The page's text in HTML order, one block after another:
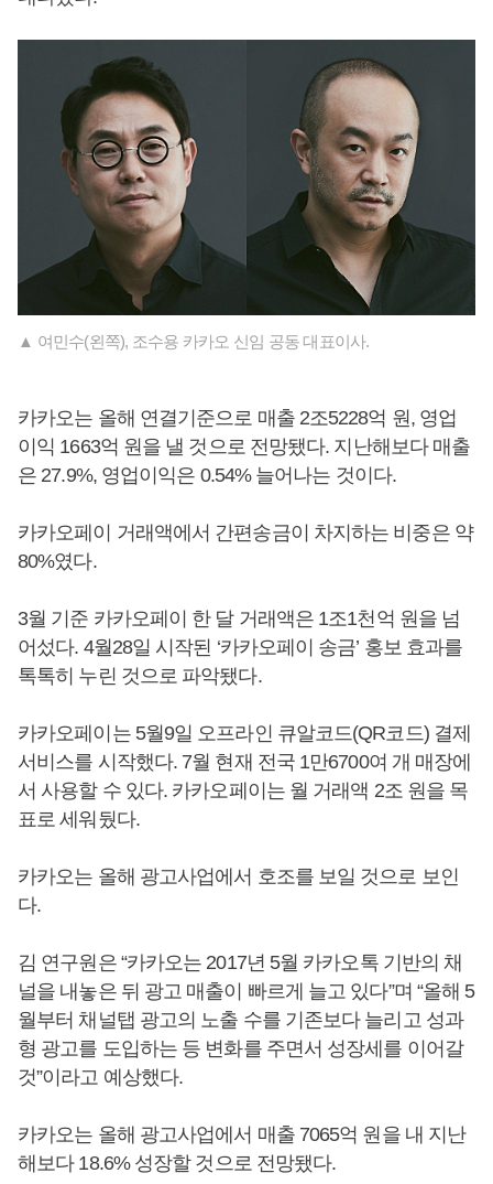
▲ 여민수(왼쪽), 조수용 카카오 신임 공동 대표이사.
카카오는 올해 연결기준으로 매출 2조5228억 원, 영업
이익 1663억 원을 낼 것으로 전망됐다. 지난해보다 매출
은 27.9%, 영업이익은 0.54% 늘어나는 것이다.
카카오페이 거래액에서 간편송금이 차지하는 비중은 약
80%였다.
3월 기준 카카오페이 한 달 거래액은 1조1천억 원을 넘
어섰다. 4월28일 시작된 ‘카카오페이 송금’ 홍보 효과를
톡톡히 누린 것으로 파악됐다.
카카오페이는 5월9일 오프라인 큐알코드(QR코드) 결제
서비스를 시작했다. 7월 현재 전국 1만6700여 개 매장에
서 사용할 수 있다. 카카오페이는 월 거래액 2조 원을 목
표로 세워뒀다.
카카오는 올해 광고사업에서 호조를 보일 것으로 보인
다.
김 연구원은 “카카오는 2017년 5월 카카오톡 기반의 채
널을 내놓은 뒤 광고 매출이 빠르게 늘고 있다”며 “올해 5
월부터 채널탭 광고의 노출 수를 기존보다 늘리고 성과
형 광고를 도입하는 등 변화를 주면서 성장세를 이어갈
것”이라고 예상했다.
카카오는 올해 광고사업에서 매출 7065억 원을 내 지난
해보다 18.6% 성장할 것으로 전망됐다.